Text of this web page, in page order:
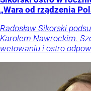
„Wara od rządzenia
Radosław Sikorski
Karolem Nawrockim.
wetowaniu i ostro